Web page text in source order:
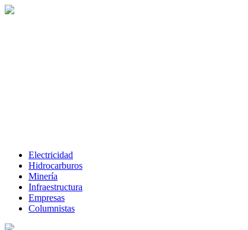
Electricidad
Hidrocarburos
Minería
Infraestructura
Empresas
Columnistas